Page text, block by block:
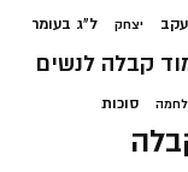
יצחק ל"ג בעומר
קבלה לנשים
סוכות